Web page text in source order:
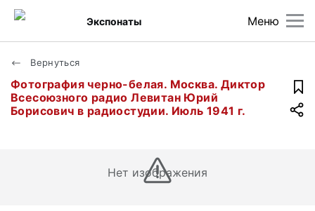
Меню
Экспонаты
Вернуться
Фотография черно-белая. Москва. Диктор
Всесоюзного радио Левитан Юрий
Борисович в радиостудии. Июль 1941 г.
Нет изображения